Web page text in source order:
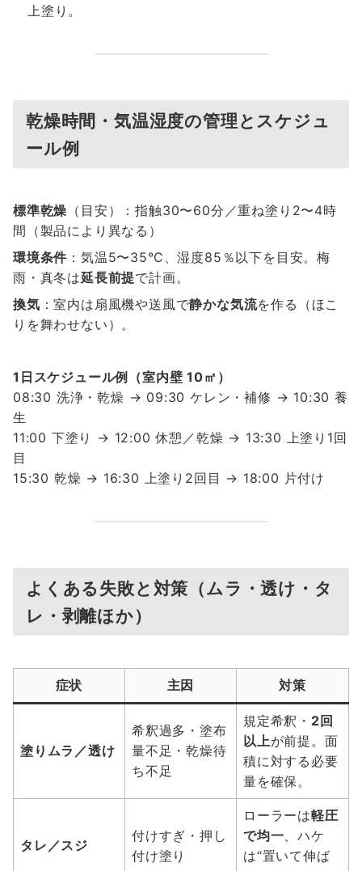
上塗り。
乾燥時間・気温湿度の管理とスケジュ
ール例
標準乾燥 （目安）：指触30〜60分／重ね塗り2〜4時
間（製品により異なる）
環境条件 ：気温5〜35℃、湿度85％以下を目安。梅
雨・真冬は延長前提で計画。
換気 ：室内は扇風機や送風で静かな気流を作る（ほこ
りを舞わせない）。
1日スケジュール例（室内壁 10㎡）
08:30 洗浄・乾燥 → 09:30 ケレン・補修 → 10:30 養
生
11:00 下塗り → 12:00 休憩／乾燥 → 13:30 上塗り1回
目
15:30 乾燥 → 16:30 上塗り2回目 → 18:00 片付け
よくある失敗と対策（ムラ・透け・タ
レ・剥離ほか）
症状 主因 対策
塗りムラ／透け
希釈過多・塗布
量不足・乾燥待
ち不足
規定希釈・ 2回
以上が前提。面
積に対する必要
量を確保。
タレ／スジ
付けすぎ・押し
付け塗り
ローラーは軽圧
で均一、ハケ
は“置いて伸ば